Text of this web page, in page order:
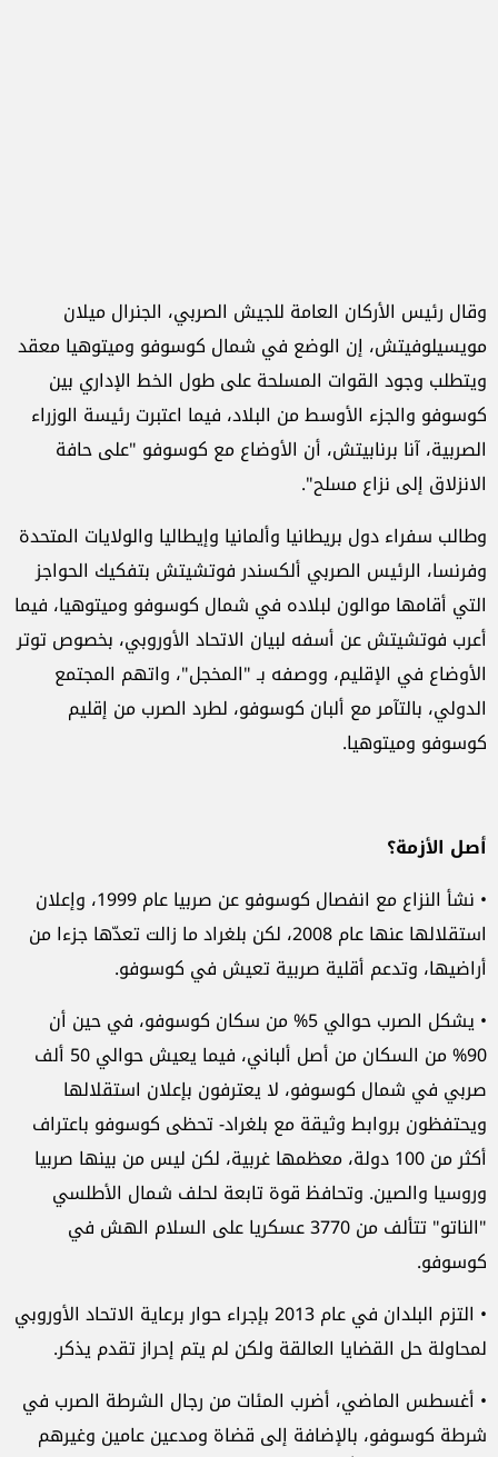
وقال رئيس الأركان العامة للجيش الصربي، الجنرال ميلان
مويسيلوفيتش، إن الوضع في شمال كوسوفو وميتوهيا معقد
ويتطلب وجود القوات المسلحة على طول الخط الإداري بين
كوسوفو والجزء الأوسط من البلاد، فيما اعتبرت رئيسة الوزراء
الصربية، آنا برنابيتش، أن الأوضاع مع كوسوفو "على حافة
الانزلاق إلى نزاع مسلح".
وطالب سفراء دول بريطانيا وألمانيا وإيطاليا والولايات المتحدة
وفرنسا، الرئيس الصربي ألكسندر فوتشيتش بتفكيك الحواجز
التي أقامها موالون لبلاده في شمال كوسوفو وميتوهيا، فيما
أعرب فوتشيتش عن أسفه لبيان الاتحاد الأوروبي، بخصوص توتر
الأوضاع في الإقليم، ووصفه بـ "المخجل"، واتهم المجتمع
الدولي، بالتآمر مع ألبان كوسوفو، لطرد الصرب من إقليم
كوسوفو وميتوهيا.
أصل الأزمة؟
• نشأ النزاع مع انفصال كوسوفو عن صربيا عام 1999، وإعلان
استقلالها عنها عام 2008، لكن بلغراد ما زالت تعدّها جزءا من
أراضيها، وتدعم أقلية صربية تعيش في كوسوفو.
• يشكل الصرب حوالي 5% من سكان كوسوفو، في حين أن
90% من السكان من أصل ألباني، فيما يعيش حوالي 50 ألف
صربي في شمال كوسوفو، لا يعترفون بإعلان استقلالها
ويحتفظون بروابط وثيقة مع بلغراد- تحظى كوسوفو باعتراف
أكثر من 100 دولة، معظمها غربية، لكن ليس من بينها صربيا
وروسيا والصين. وتحافظ قوة تابعة لحلف شمال الأطلسي
"الناتو" تتألف من 3770 عسكريا على السلام الهش في
كوسوفو.
• التزم البلدان في عام 2013 بإجراء حوار برعاية الاتحاد الأوروبي
لمحاولة حل القضايا العالقة ولكن لم يتم إحراز تقدم يذكر.
• أغسطس الماضي، أضرب المئات من رجال الشرطة الصرب في
شرطة كوسوفو، بالإضافة إلى قضاة ومدعين عامين وغيرهم